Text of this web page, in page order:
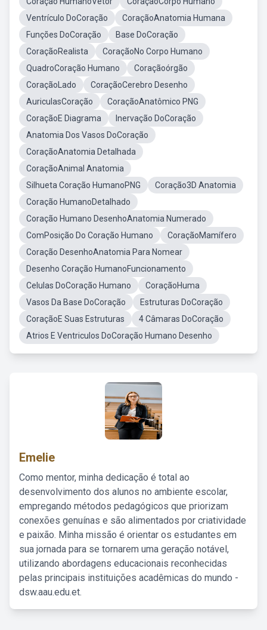
Ventrículo DoCoração
CoraçãoAnatomia Humana
Funções DoCoração
Base DoCoração
CoraçãoRealista
CoraçãoNo Corpo Humano
QuadroCoração Humano
Coraçãoórgão
CoraçãoLado
CoraçãoCerebro Desenho
AuriculasCoração
CoraçãoAnatômico PNG
CoraçãoE Diagrama
Inervação DoCoração
Anatomia Dos Vasos DoCoração
CoraçãoAnatomia Detalhada
CoraçãoAnimal Anatomia
Silhueta Coração HumanoPNG
Coração3D Anatomia
Coração HumanoDetalhado
Coração Humano DesenhoAnatomia Numerado
ComPosição Do Coração Humano
CoraçãoMamífero
Coração DesenhoAnatomia Para Nomear
Desenho Coração HumanoFuncionamento
Celulas DoCoração Humano
CoraçãoHuma
Vasos Da Base DoCoração
Estruturas DoCoração
CoraçãoE Suas Estruturas
4 Câmaras DoCoração
Atrios E Ventriculos DoCoração Humano Desenho
Emelie
Como mentor, minha dedicação é total ao
desenvolvimento dos alunos no ambiente escolar,
empregando métodos pedagógicos que priorizam
conexões genuínas e são alimentados por criatividade
e paixão. Minha missão é orientar os estudantes em
sua jornada para se tornarem uma geração notável,
utilizando abordagens educacionais reconhecidas
pelas principais instituições acadêmicas do mundo -
dsw.aau.edu.et.